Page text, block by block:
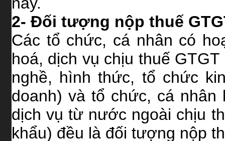
2- Đối tượng nộp thuế
Các tổ chức, cá nhân có
hoá, dịch vụ chịu thuế
nghề, hình thức, tổ chức
doanh) và tổ chức, cá nhân
dịch vụ từ nước ngoài chịu
khẩu) đều là đối tượng nộp